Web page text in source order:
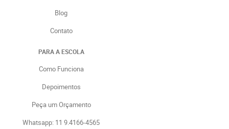
Blog
Contato
PARA A ESCOLA
Como Funciona
Depoimentos
Peça um Orçamento
Whatsapp: 11 9.4166-4565